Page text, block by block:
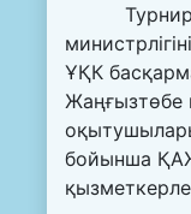
ҰҚК
Жаңғызтөбе
бойынша